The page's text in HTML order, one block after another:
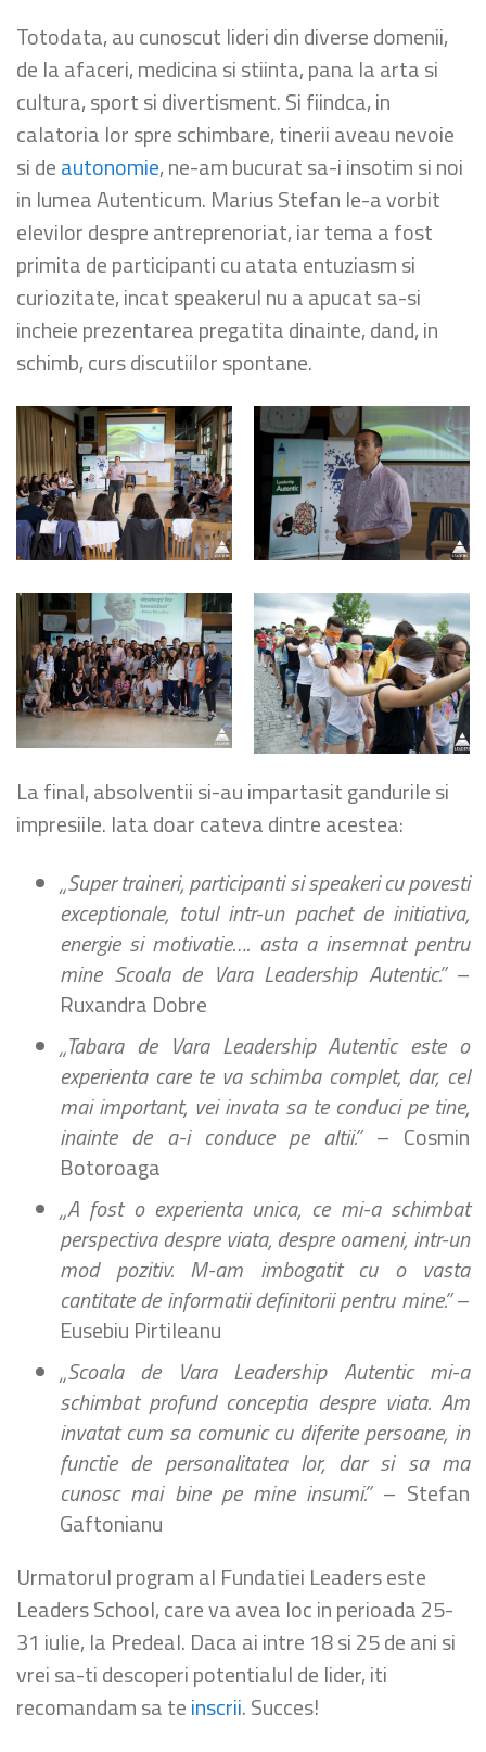
Totodata, au cunoscut lideri din diverse domenii,
de la afaceri, medicina si stiinta, pana la arta si
cultura, sport si divertisment. Si fiindca, in
calatoria lor spre schimbare, tinerii aveau nevoie
si deautonomie, ne-am bucurat sa-i insotim si noi
in lumea Autenticum. Marius Stefan le-a vorbit
elevilor despre antreprenoriat, iar tema a fost
primita de participanti cu atata entuziasm si
curiozitate, incat speakerul nu a apucat sa-si
incheie prezentarea pregatita dinainte, dand, in
schimb, curs discutiilor spontane.
La final, absolventii si-au impartasit gandurile si
impresiile. Iata doar cateva dintre acestea:
„Super traineri, participanti si speakeri cu povesti
exceptionale, totul intr-un pachet de initiativa,
energie si motivatie…. asta a insemnat pentru
mine Scoala de Vara Leadership Autentic.”–
Ruxandra Dobre
„Tabara de Vara Leadership Autentic este o
experienta care te va schimba complet, dar, cel
mai important, vei invata sa te conduci pe tine,
inainte de a-i conduce pe altii.”– Cosmin
Botoroaga
„A fost o experienta unica, ce mi-a schimbat
perspectiva despre viata, despre oameni, intr-un
mod pozitiv. M-am imbogatit cu o vasta
cantitate de informatii definitorii pentru mine.”–
Eusebiu Pirtileanu
„Scoala de Vara Leadership Autentic mi-a
schimbat profund conceptia despre viata. Am
invatat cum sa comunic cu diferite persoane, in
functie de personalitatea lor, dar si sa ma
cunosc mai bine pe mine insumi.”– Stefan
Gaftonianu
Urmatorul program al Fundatiei Leaders este
Leaders School, care va avea loc in perioada 25-
31 iulie, la Predeal. Daca ai intre 18 si 25 de ani si
vrei sa-ti descoperi potentialul de lider, iti
recomandam sa teinscrii. Succes!